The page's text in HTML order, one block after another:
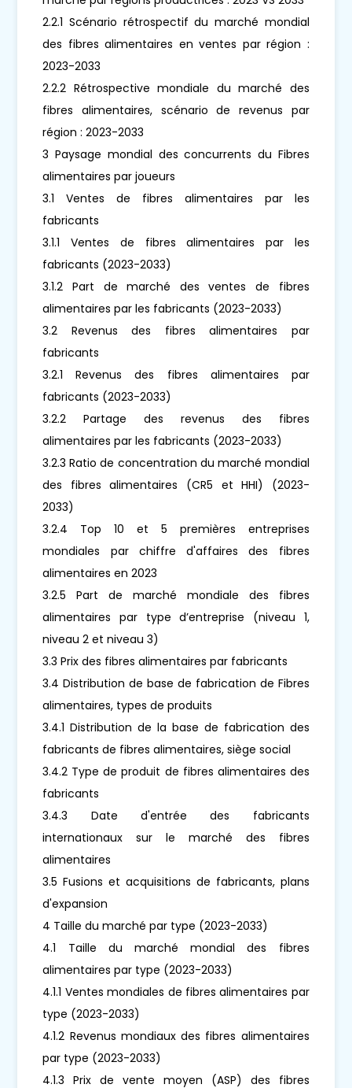
2.2.1 Scénario rétrospectif du marché mondial
des fibres alimentaires en ventes par région :
2023-2033
2.2.2 Rétrospective mondiale du marché des
fibres alimentaires, scénario de revenus par
région : 2023-2033
3 Paysage mondial des concurrents du Fibres
alimentaires par joueurs
3.1 Ventes de fibres alimentaires par les
fabricants
3.1.1 Ventes de fibres alimentaires par les
fabricants (2023-2033)
3.1.2 Part de marché des ventes de fibres
alimentaires par les fabricants (2023-2033)
3.2 Revenus des fibres alimentaires par
fabricants
3.2.1 Revenus des fibres alimentaires par
fabricants (2023-2033)
3.2.2 Partage des revenus des fibres
alimentaires par les fabricants (2023-2033)
3.2.3 Ratio de concentration du marché mondial
des fibres alimentaires (CR5 et HHI) (2023-
2033)
3.2.4 Top 10 et 5 premières entreprises
mondiales par chiffre d'affaires des fibres
alimentaires en 2023
3.2.5 Part de marché mondiale des fibres
alimentaires par type d’entreprise (niveau 1,
niveau 2 et niveau 3)
3.3 Prix des fibres alimentaires par fabricants
3.4 Distribution de base de fabrication de Fibres
alimentaires, types de produits
3.4.1 Distribution de la base de fabrication des
fabricants de fibres alimentaires, siège social
3.4.2 Type de produit de fibres alimentaires des
fabricants
3.4.3 Date d'entrée des fabricants
internationaux sur le marché des fibres
alimentaires
3.5 Fusions et acquisitions de fabricants, plans
d'expansion
4 Taille du marché par type (2023-2033)
4.1 Taille du marché mondial des fibres
alimentaires par type (2023-2033)
4.1.1 Ventes mondiales de fibres alimentaires par
type (2023-2033)
4.1.2 Revenus mondiaux des fibres alimentaires
par type (2023-2033)
4.1.3 Prix de vente moyen (ASP) des fibres